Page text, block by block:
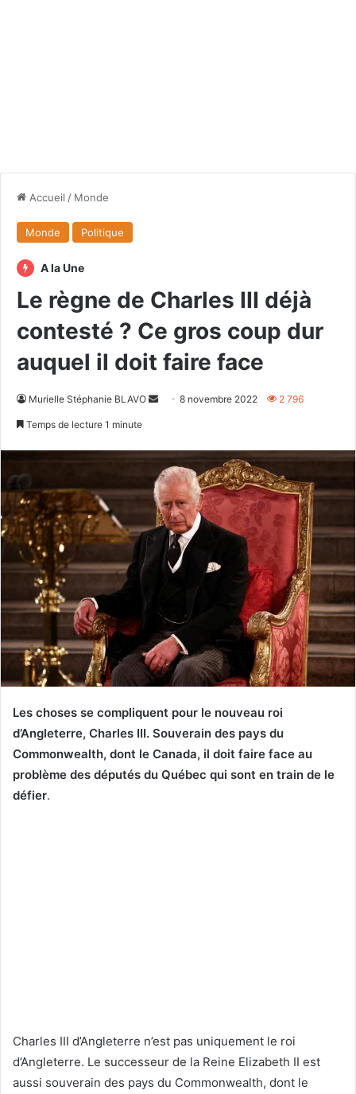
Accueil / Monde
Monde Politique
A la Une
Le règne de Charles III déjà
contesté ? Ce gros coup dur
auquel il doit faire face
Murielle Stéphanie BLAVO
Envoyer8 novembre 2022 2 796
Temps de lecture 1 minute
Les choses se compliquent pour le nouveau roi
d’Angleterre, Charles III. Souverain des pays du
Commonwealth, dont le Canada, il doit faire face au
problème des députés du Québec qui sont en train de le
défier.
Charles III d’Angleterre n’est pas uniquement le roi
d’Angleterre. Le successeur de la Reine Elizabeth II est
aussi souverain des pays du Commonwealth, dont le